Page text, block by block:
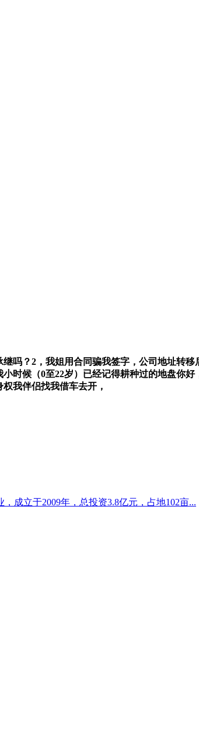
？2，我姐用合同骗我签字，公司地址转移
时候（0至22岁）已经记得耕种过的地盘你
我伴侣找我借车去开，
成立于2009年，总投资3.8亿元，占地102亩...